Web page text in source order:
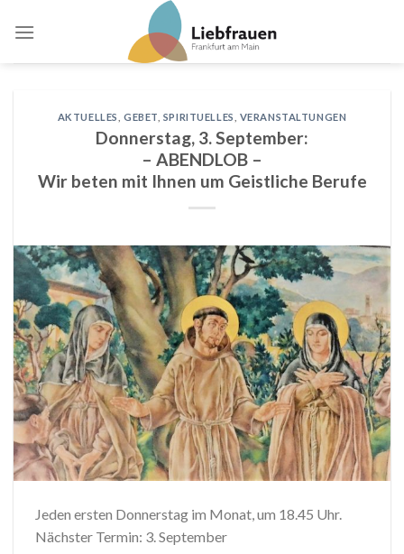
AKTUELLES GEBET SPIRITUELLES VERANSTALTUNGEN
Donnerstag, 3. September:
– ABENDLOB –
Wir beten mit Ihnen um Geistliche Berufe
Jeden ersten Donnerstag im Monat, um 18.45 Uhr.
Nächster Termin: 3. September